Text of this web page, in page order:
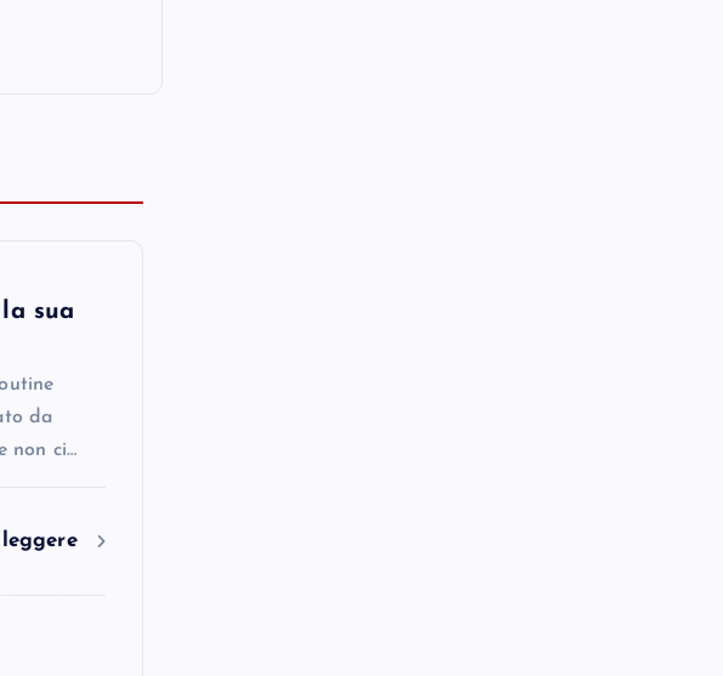
sua
da
non ci…